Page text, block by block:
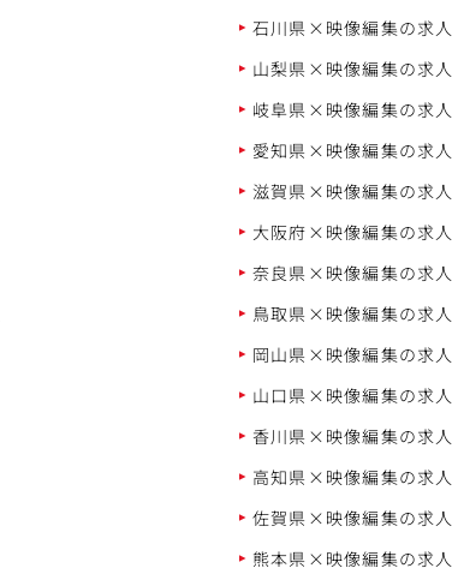
石川県×映像編集の求人
山梨県×映像編集の求人
岐阜県×映像編集の求人
愛知県×映像編集の求人
滋賀県×映像編集の求人
大阪府×映像編集の求人
奈良県×映像編集の求人
鳥取県×映像編集の求人
岡山県×映像編集の求人
山口県×映像編集の求人
香川県×映像編集の求人
高知県×映像編集の求人
佐賀県×映像編集の求人
熊本県×映像編集の求人